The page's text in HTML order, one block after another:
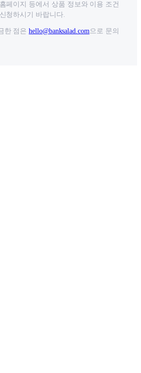
페이지 등에서 상품 정보와 이용 조건
청하시기 바랍니다.
한 점은 hello@banksalad.com으로 문의